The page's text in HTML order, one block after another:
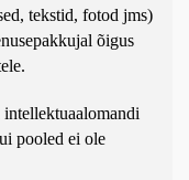
tekstid, fotod jms)
õigus
intellektuaalomandi
pooled ei ole